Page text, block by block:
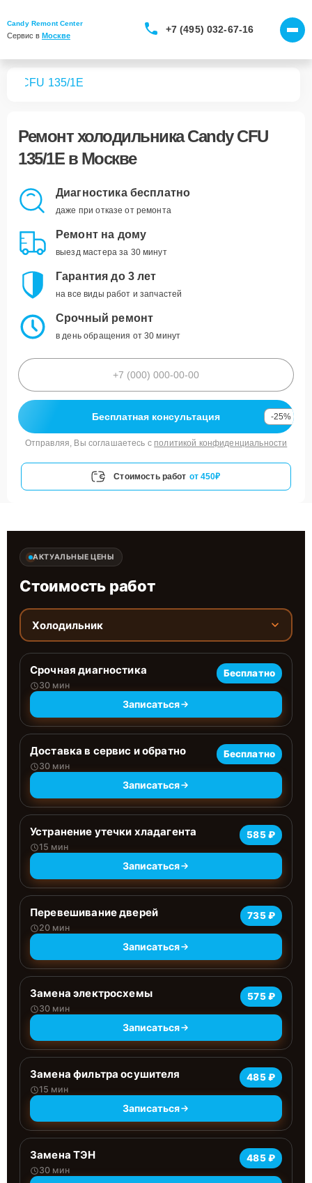
Candy Remont Center
Сервис в Москве
+7 (495) 032-67-16
CFU 135/1E
Ремонтхолодильника Candy CFU
135/1Eв Москве
Диагностика бесплатно
даже при отказе от ремонта
Ремонт на дому
выезд мастера за 30 минут
Гарантия до 3 лет
на все виды работ и запчастей
Срочный ремонт
в день обращения от 30 минут
Бесплатная консультация -25%
Отправляя, Вы соглашаетесь с политикой конфиденциальности
Стоимость работ от 450₽
АКТУАЛЬНЫЕ ЦЕНЫ
Стоимость работ
Холодильник
Срочная диагностика
30 мин
Бесплатно
Записаться
Доставка в сервис и обратно
30 мин
Бесплатно
Записаться
Устранение утечки хладагента
15 мин
585 ₽
Записаться
Перевешивание дверей
20 мин
735 ₽
Записаться
Замена электросхемы
30 мин
575 ₽
Записаться
Замена фильтра осушителя
15 мин
485 ₽
Записаться
Замена ТЭН
30 мин
485 ₽